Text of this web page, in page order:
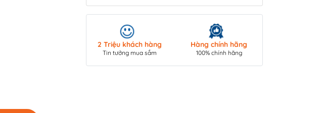
2 Triệu khách hàng
Tin tưởng mua sắm
Hàng chính hãng
100% chính hãng